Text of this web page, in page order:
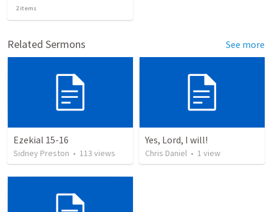
2items
Related Sermons See more
Ezekial 15-16
Sidney Preston • 113 views
Yes, Lord, I will!
Chris Daniel • 1 view